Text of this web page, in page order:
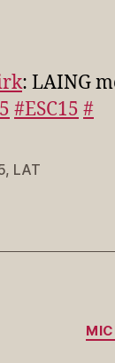
: LAING
#ESC15 #
, LAT